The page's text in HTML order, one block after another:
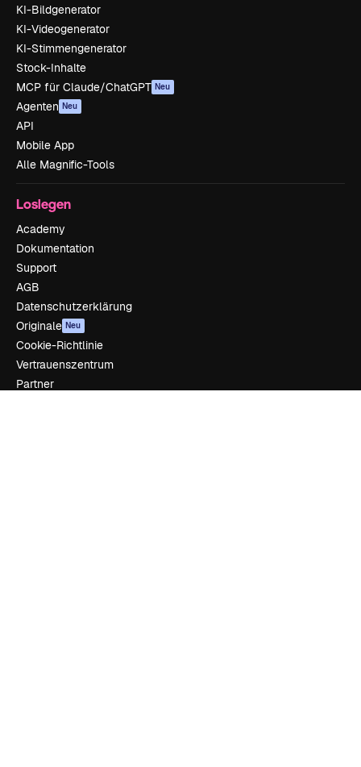
KI-Bildgenerator
KI-Videogenerator
KI-Stimmengenerator
Stock-Inhalte
MCP für Claude/ChatGPT Neu
Agenten Neu
API
Mobile App
Alle Magnific-Tools
Loslegen
Academy
Dokumentation
Support
AGB
Datenschutzerklärung
Originale Neu
Cookie-Richtlinie
Vertrauenszentrum
Partner